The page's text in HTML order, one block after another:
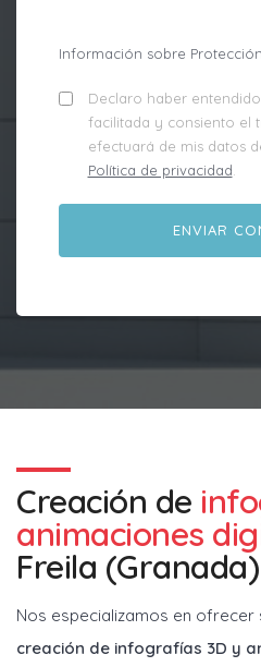
Información sobre
Declaro haber
facilitada y consiento el
efectuará de mis datos
Política de privacidad.
Creación de
animaciones
Freila (Granada)
Nos especializamos en
creación de infografías 3D y